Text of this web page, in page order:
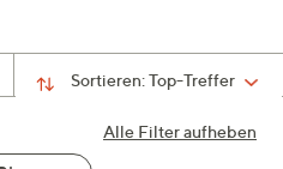
Sortieren:Top-Treffer
Alle Filter aufheben